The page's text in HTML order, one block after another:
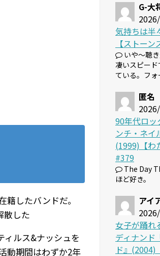
したバンドだ。
散した
ィルス&ナッシュを
動期間はわずか2年
G-大
気持ちは半
【ストー
いや～聴
凄いスピー
ている。フォ
匿名
90年代ロッ
ンチ・ネイ
(1999)【わ
#379
The Day
ほど好き。
アイ
女子が踊れ
ディナンド
ド』(2004)